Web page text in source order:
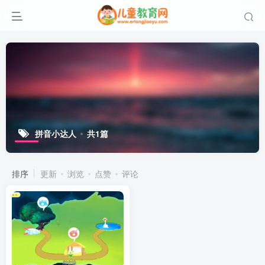
拼音小达人 共1篇
排序 更新 浏览 点赞 评论